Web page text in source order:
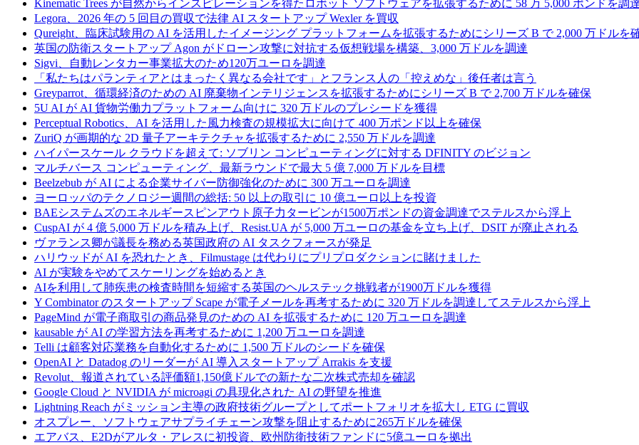
Kinematic Trees が自然からインスピレーションを得たロボット ソフトウェアを拡張するために 58 万 5,000 ポンドを調
Legora、2026 年の 5 回目の買収で法律 AI スタートアップ Wexler を買収
Qureight、臨床試験用の AI を活用したイメージング プラットフォームを拡張するためにシリーズ B で 2,000 万ドルを
英国の防衛スタートアップ Agon がドローン攻撃に対抗する仮想戦場を構築、3,000 万ドルを調達
Sigvi、自動レンタカー事業拡大のため120万ユーロを調達
「私たちはパランティアとはまったく異なる会社です」とフランス人の「控えめな」後任者は言う
Greyparrot、循環経済のための AI 廃棄物インテリジェンスを拡張するためにシリーズ B で 2,700 万ドルを確保
5U AI が AI 貨物労働力プラットフォーム向けに 320 万ドルのプレシードを獲得
Perceptual Robotics、AI を活用した風力検査の規模拡大に向けて 400 万ポンド以上を確保
ZuriQ が画期的な 2D 量子アーキテクチャを拡張するために 2,550 万ドルを調達
ハイパースケール クラウドを超えて: ソブリン コンピューティングに対する DFINITY のビジョン
マルチバース コンピューティング、最新ラウンドで最大 5 億 7,000 万ドルを目標
Beelzebub が AI による企業サイバー防御強化のために 300 万ユーロを調達
ヨーロッパのテクノロジー週間の総括: 50 以上の取引に 10 億ユーロ以上を投資
BAEシステムズのエネルギースピンアウト原子力タービンが1500万ポンドの資金調達でステルスから浮上
CuspAI が 4 億 5,000 万ドルを積み上げ、Resist.UA が 5,000 万ユーロの基金を立ち上げ、DSIT が廃止される
ヴァランス卿が議長を務める英国政府の AI タスクフォースが発足
ハリウッドが AI を恐れたとき、Filmustage は代わりにプリプロダクションに賭けました
AI が実験をやめてスケーリングを始めるとき
AIを利用して肺疾患の検査時間を短縮する英国のヘルステック挑戦者が1900万ドルを獲得
Y Combinator のスタートアップ Scape が電子メールを再考するために 320 万ドルを調達してステルスから浮上
PageMind が電子商取引の商品発見のための AI を拡張するために 120 万ユーロを調達
kausable が AI の学習方法を再考するために 1,200 万ユーロを調達
Telli は顧客対応業務を自動化するために 1,500 万ドルのシードを確保
OpenAI と Datadog のリーダーが AI 導入スタートアップ Arrakis を支援
Revolut、報道されている評価額1,150億ドルでの新たな二次株式売却を確認
Google Cloud と NVIDIA が microagi の具現化された AI の野望を推進
Lightning Reach がミッション主導の政府技術グループとしてポートフォリオを拡大し ETG に買収
オスプレー、ソフトウェアサプライチェーン攻撃を阻止するために265万ドルを確保
エアバス、E2Dがアルタ・アレスに初投資、欧州防衛技術ファンドに5億ユーロを拠出